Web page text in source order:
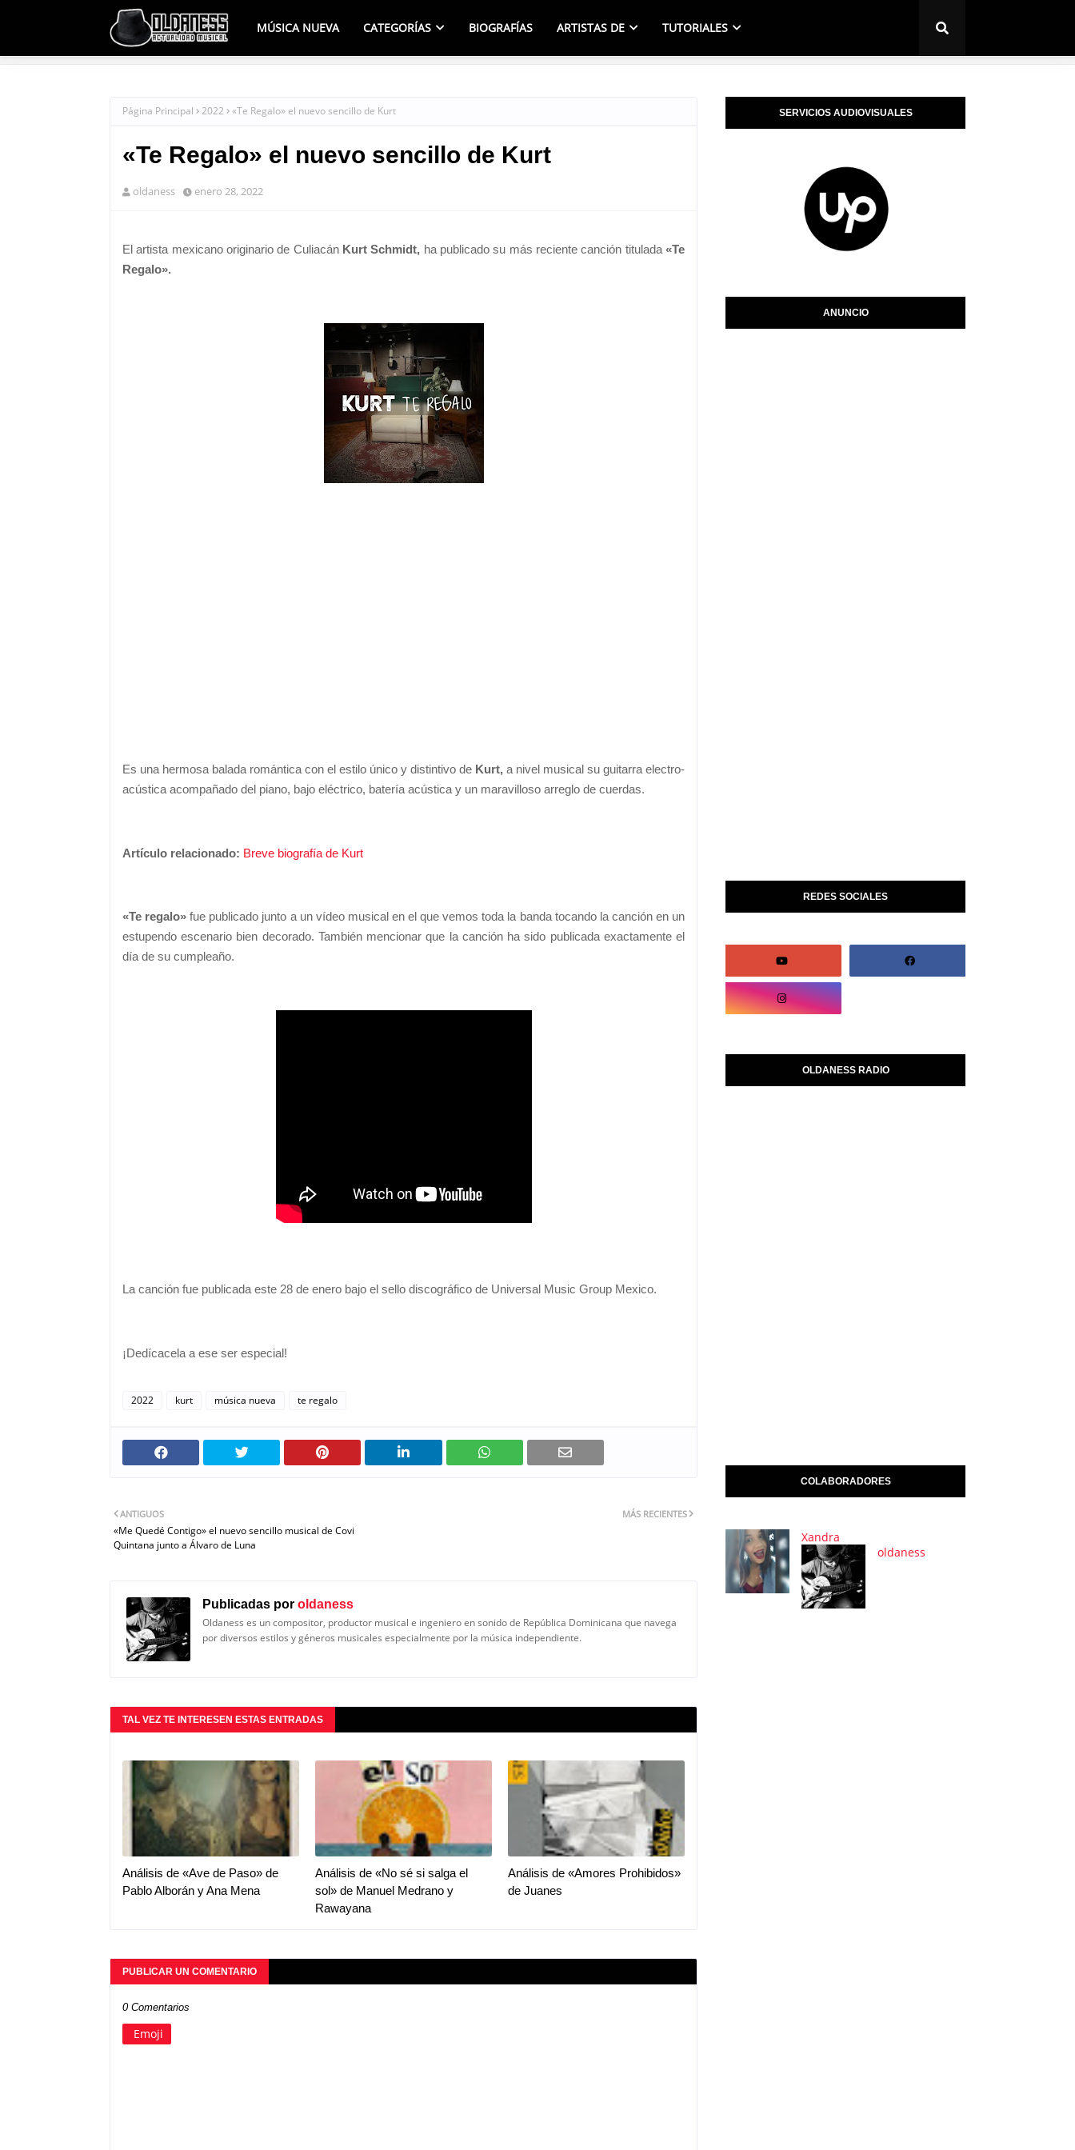
MÚSICA NUEVA CATEGORÍAS BIOGRAFÍAS ARTISTAS DE TUTORIALES
Página Principal 2022 «Te Regalo» el nuevo sencillo de Kurt
«Te Regalo» el nuevo sencillo de Kurt
oldaness enero 28, 2022
El artista mexicano originario de Culiacán Kurt Schmidt, ha publicado su más reciente canción titulada«Te
Regalo».
Es una hermosa balada romántica con el estilo único y distintivo de Kurt, a nivel musical su guitarra electro-
acústica acompañado del piano, bajo eléctrico, batería acústica y un maravilloso arreglo de cuerdas.
Artículo relacionado: Breve biografía de Kurt
«Te regalo» fue publicado junto a un vídeo musical en el que vemos toda la banda tocando la canción en un
estupendo escenario bien decorado. También mencionar que la canción ha sido publicada exactamente el
día de su cumpleaño.
La canción fue publicada este 28 de enero bajo el sello discográfico de Universal Music Group Mexico.
¡Dedícacela a ese ser especial!
2022 kurt música nueva te regalo
MÁS RECIENTES
ANTIGUOS
«Me Quedé Contigo» el nuevo sencillo musical de Covi
Quintana junto a Álvaro de Luna
Publicadas por oldaness
Oldaness es un compositor, productor musical e ingeniero en sonido de República Dominicana que navega
por diversos estilos y géneros musicales especialmente por la música independiente.
TAL VEZ TE INTERESEN ESTAS ENTRADAS
Análisis de «Ave de Paso» de
Pablo Alborán y Ana Mena
Análisis de «No sé si salga el
sol» de Manuel Medrano y
Rawayana
Análisis de «Amores Prohibidos»
de Juanes
PUBLICAR UN COMENTARIO
0 Comentarios
Emoji
SERVICIOS AUDIOVISUALES
ANUNCIO
REDES SOCIALES
OLDANESS RADIO
COLABORADORES
Xandra
oldaness